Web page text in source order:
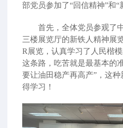
部党员参加了“回信精神”和“
首先，全体党员参观了
三楼展览厅的新铁人精神展
R 展览，认真学习了人民楷
这条路，吃苦就是最基本的
要让油田稳产再高产”，这
得学习！